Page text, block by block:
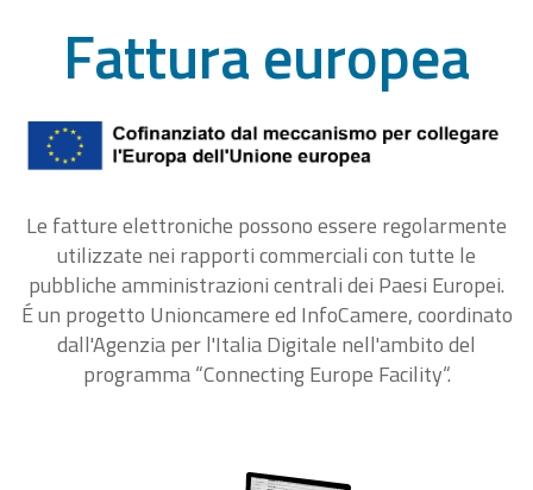
Fattura europea
Le fatture elettroniche possono essere regolarmente
utilizzate nei rapporti commerciali con tutte le
pubbliche amministrazioni centrali dei Paesi Europei.
É un progetto Unioncamere ed InfoCamere, coordinato
dall'Agenzia per l'Italia Digitale nell'ambito del
programma “Connecting Europe Facility“.